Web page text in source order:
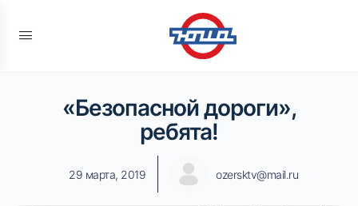
«Безопасной дороги»,
ребята!
29 марта, 2019 ozersktv@mail.ru